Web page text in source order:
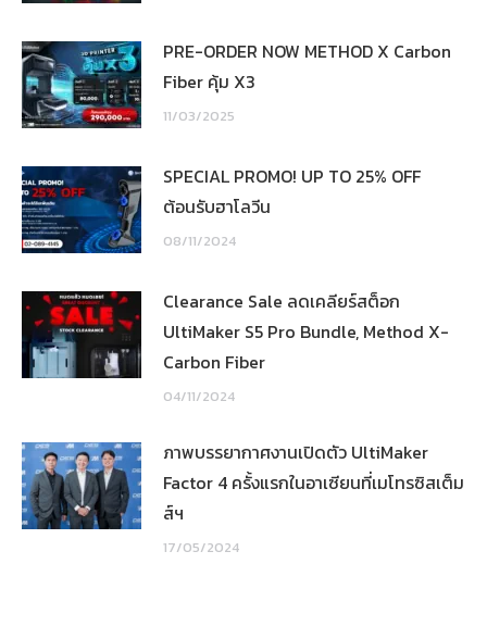
PRE-ORDER NOW METHOD X Carbon
Fiber คุ้ม X3
11/03/2025
SPECIAL PROMO! UP TO 25% OFF
ต้อนรับฮาโลวีน
08/11/2024
Clearance Sale ลดเคลียร์สต็อก
UltiMaker S5 Pro Bundle, Method X-
Carbon Fiber
04/11/2024
ภาพบรรยากาศงานเปิดตัว UltiMaker
Factor 4 ครั้งแรกในอาเซียนที่เมโทรซิสเต็ม
ส์ฯ
17/05/2024